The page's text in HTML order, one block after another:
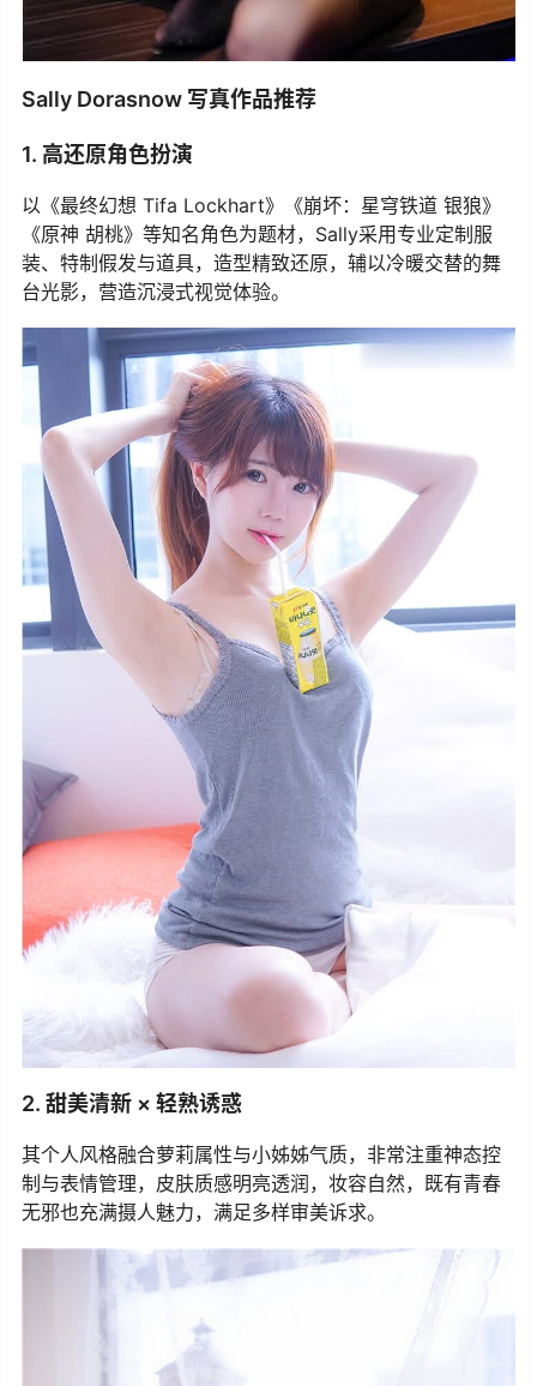
Sally Dorasnow 写真作品推荐
1. 高还原角色扮演
以《最终幻想 Tifa Lockhart》《崩坏：星穹铁道 银狼》
《原神 胡桃》等知名角色为题材，Sally采用专业定制服
装、特制假发与道具，造型精致还原，辅以冷暖交替的舞
台光影，营造沉浸式视觉体验。
2. 甜美清新 × 轻熟诱惑
其个人风格融合萝莉属性与小姊姊气质，非常注重神态控
制与表情管理，皮肤质感明亮透润，妆容自然，既有青春
无邪也充满摄人魅力，满足多样审美诉求。